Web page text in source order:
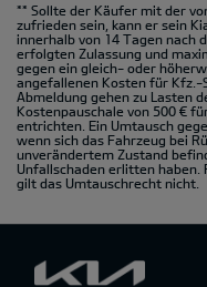
** Sollte der Käufer mit der
zufrieden sein, kann er sein
innerhalb von 14 Tagen nach
erfolgten Zulassung und
gegen ein gleich- oder
angefallenen Kosten für Kfz.-
Abmeldung gehen zu Lasten
Kostenpauschale von 500 €
entrichten. Ein Umtausch
wenn sich das Fahrzeug bei
unverändertem Zustand
Unfallschaden erlitten haben.
gilt das Umtauschrecht nicht.